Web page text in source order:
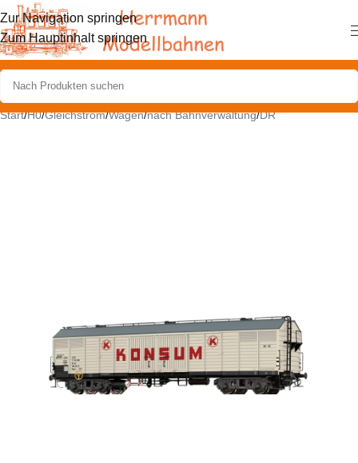
Zur Navigation springen
Zum Hauptinhalt springen
Start/H0/Gleichstrom/Wagen/nach Bahnverwaltung/DR